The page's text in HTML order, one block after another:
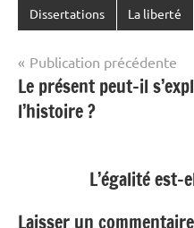
Dissertations La liberté
Navigation
de
l’article
Publication précédente
Le présent peut-il
l’histoire ?
L’égalité est-
Laisser un commentaire